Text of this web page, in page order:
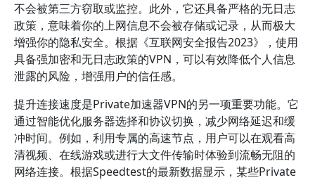
不会被第三方窃取或监控。此外，它还具备严格的无日志
政策，意味着你的上网信息不会被存储或记录，从而极大
增强你的隐私安全。根据《互联网安全报告2023》，使用
具备强加密和无日志政策的VPN，可以有效降低个人信息
泄露的风险，增强用户的信任感。
提升连接速度是Private加速器VPN的另一项重要功能。它
通过智能优化服务器选择和协议切换，减少网络延迟和缓
冲时间。例如，利用专属的高速节点，用户可以在观看高
清视频、在线游戏或进行大文件传输时体验到流畅无阻的
网络连接。根据Speedtest的最新数据显示，某些Private